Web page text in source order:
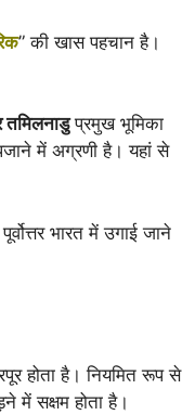
” की खास पहचान है।
तमिलनाडुप्रमुख भूमिका
में अग्रणी है। यहां से
भारत में उगाई जाने
होता है। नियमित रूप से
में सक्षम होता है।